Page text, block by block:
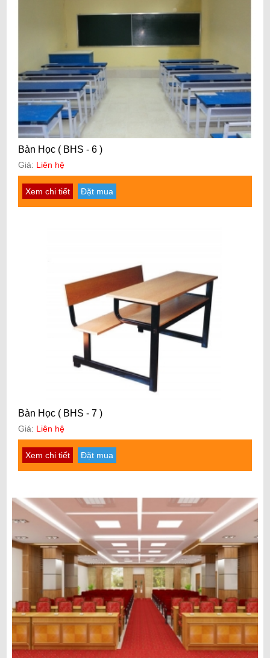
Bàn Học ( BHS - 6 )
Giá: Liên hệ
Xem chi tiết Đặt mua
Bàn Học ( BHS - 7 )
Giá: Liên hệ
Xem chi tiết Đặt mua